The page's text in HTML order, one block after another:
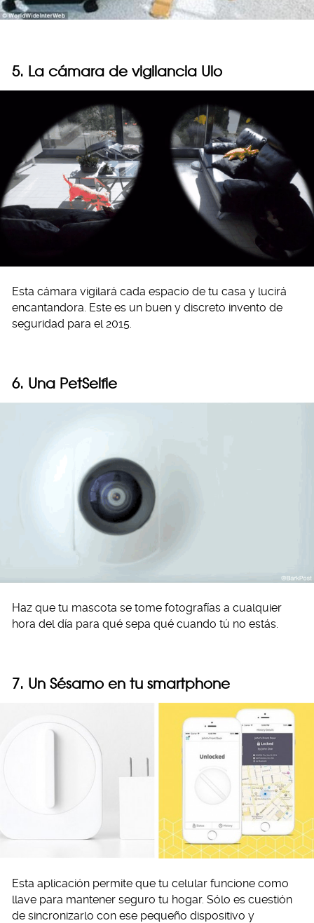
5. La cámara de vigilancia Ulo
Esta cámara vigilará cada espacio de tu casa y lucirá
encantandora. Este es un buen y discreto invento de
seguridad para el 2015.
6. Una PetSelfie
Haz que tu mascota se tome fotografías a cualquier
hora del día para qué sepa qué cuando tú no estás.
7. Un Sésamo en tu smartphone
Esta aplicación permite que tu celular funcione como
llave para mantener seguro tu hogar. Sólo es cuestión
de sincronizarlo con ese pequeño dispositivo y